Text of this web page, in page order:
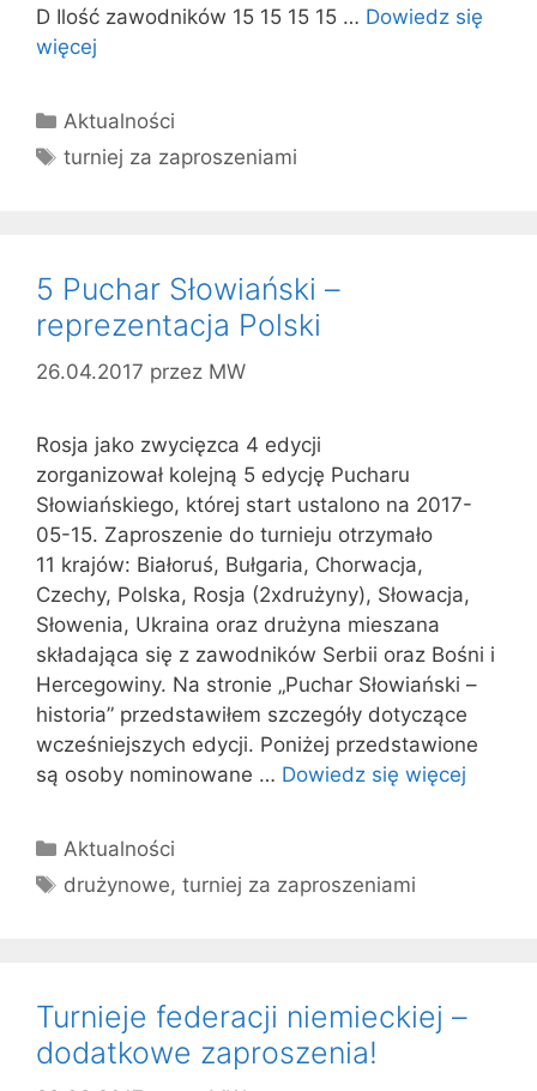
D Ilość zawodników 15 15 15 15 … Dowiedz się
więcej
Kategorie
Aktualności
Tagi
turniej za zaproszeniami
5 Puchar Słowiański –
reprezentacja Polski
26.04.2017 przez MW
Rosja jako zwycięzca 4 edycji
zorganizował kolejną 5 edycję Pucharu
Słowiańskiego, której start ustalono na 2017-
05-15. Zaproszenie do turnieju otrzymało
11 krajów: Białoruś, Bułgaria, Chorwacja,
Czechy, Polska, Rosja (2xdrużyny), Słowacja,
Słowenia, Ukraina oraz drużyna mieszana
składająca się z zawodników Serbii oraz Bośni i
Hercegowiny. Na stronie „Puchar Słowiański –
historia” przedstawiłem szczegóły dotyczące
wcześniejszych edycji. Poniżej przedstawione
są osoby nominowane … Dowiedz się więcej
Kategorie
Aktualności
Tagi
drużynowe,turniej za zaproszeniami
Turnieje federacji niemieckiej –
dodatkowe zaproszenia!